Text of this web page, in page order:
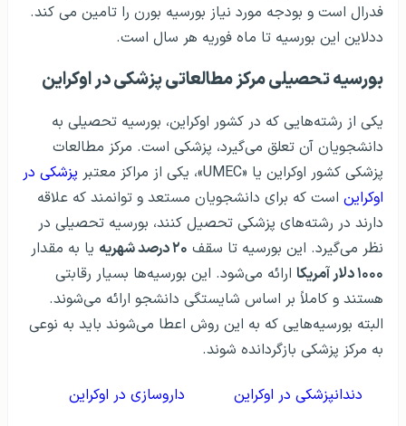
فدرال است و بودجه مورد نیاز بورسیه بورن را تامین می کند.
ددلاین این بورسیه تا ماه فوریه هر سال است.
بورسیه تحصیلی مرکز مطالعاتی پزشکی در اوکراین
یکی از رشته‌هایی که در کشور اوکراین، بورسیه تحصیلی به
دانشجویان آن تعلق می‌گیرد، پزشکی است. مرکز مطالعات
پزشکی کشور اوکراین یا «UMEC»، یکی از مراکز معتبر
پزشکی در
اوکراین است که برای دانشجویان مستعد و توانمند که علاقه
دارند در رشته‌های پزشکی تحصیل کنند، بورسیه تحصیلی در
نظر می‌گیرد. این بورسیه تا سقف ۲۰ درصد شهریه
یا به مقدار
۱۰۰۰ دلار آمریکا
ارائه می‌شود. این بورسیه‌ها بسیار رقابتی
هستند و کاملاً بر اساس شایستگی دانشجو ارائه می‌شوند.
البته بورسیه‌هایی که به این روش اعطا می‌شوند باید به نوعی
به مرکز پزشکی بازگردانده شوند.
دندانپزشکی در اوکراین داروسازی در اوکراین